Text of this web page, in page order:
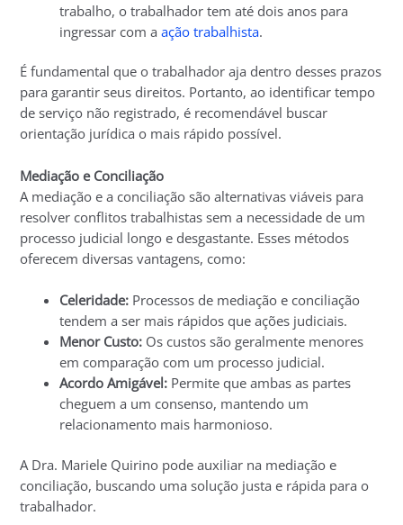
trabalho, o trabalhador tem até dois anos para
ingressar com aação trabalhista.
É fundamental que o trabalhador aja dentro desses prazos
para garantir seus direitos. Portanto, ao identificar tempo
de serviço não registrado, é recomendável buscar
orientação jurídica o mais rápido possível.
Mediação e Conciliação
A mediação e a conciliação são alternativas viáveis para
resolver conflitos trabalhistas sem a necessidade de um
processo judicial longo e desgastante. Esses métodos
oferecem diversas vantagens, como:
Celeridade: Processos de mediação e conciliação
tendem a ser mais rápidos que ações judiciais.
Menor Custo: Os custos são geralmente menores
em comparação com um processo judicial.
Acordo Amigável: Permite que ambas as partes
cheguem a um consenso, mantendo um
relacionamento mais harmonioso.
A Dra. Mariele Quirino pode auxiliar na mediação e
conciliação, buscando uma solução justa e rápida para o
trabalhador.